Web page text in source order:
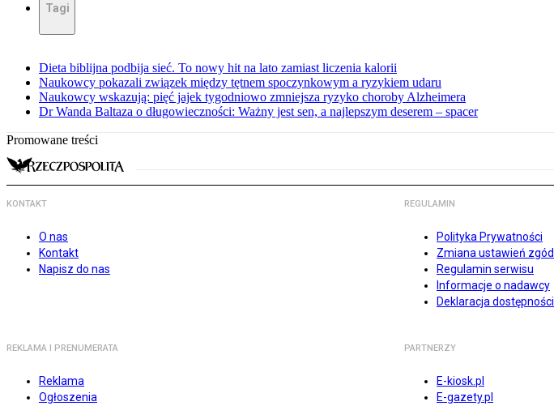
Tagi
Dieta biblijna podbija sieć. To nowy hit na lato zamiast liczenia kalorii
Naukowcy pokazali związek między tętnem spoczynkowym a ryzykiem udaru
Naukowcy wskazują: pięć jajek tygodniowo zmniejsza ryzyko choroby Alzheimera
Dr Wanda Baltaza o długowieczności: Ważny jest sen, a najlepszym deserem – spacer
Promowane treści
KONTAKT
O nas
Kontakt
Napisz do nas
REGULAMIN
Polityka Prywatności
Zmiana ustawień zgód
Regulamin serwisu
Informacje o nadawcy
Deklaracja dostępności
REKLAMA I PRENUMERATA
Reklama
Ogłoszenia
PARTNERZY
E-kiosk.pl
E-gazety.pl